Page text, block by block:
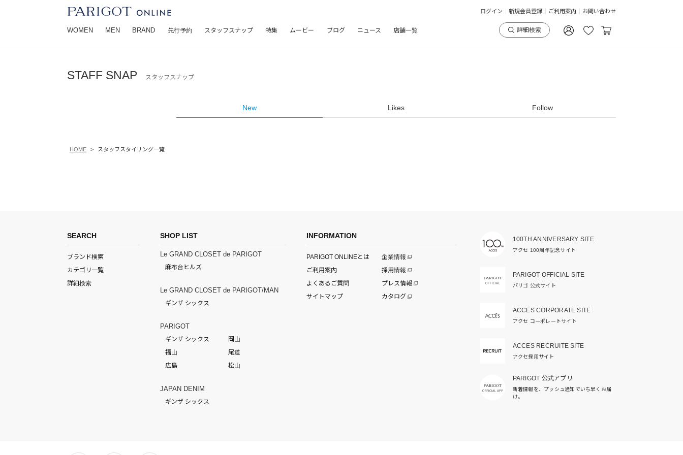
ログイン 新規会員登録 ご利用案内 お問い合わせ
WOMEN MEN BRAND 先行予約 スタッフスナップ 特集 ムービー ブログ ニュース 店舗一覧 詳細検索
STAFF SNAP スタッフスナップ
New Likes Follow
HOME スタッフスタイリング一覧
SEARCH
ブランド検索
カテゴリ一覧
詳細検索
SHOP LIST
Le GRAND CLOSET de PARIGOT
麻布台ヒルズ
Le GRAND CLOSET de PARIGOT/MAN
ギンザ シックス
PARIGOT
ギンザ シックス
岡山
福山
尾道
広島
松山
JAPAN DENIM
ギンザ シックス
INFORMATION
PARIGOT ONLINEとは
ご利用案内
よくあるご質問
サイトマップ
企業情報
採用情報
プレス情報
カタログ
100TH ANNIVERSARY SITE
アクセ 100周年記念サイト
PARIGOT OFFICIAL SITE
パリゴ 公式サイト
ACCES CORPORATE SITE
アクセ コーポレートサイト
ACCES RECRUITE SITE
アクセ採用サイト
PARIGOT 公式アプリ
新着情報を、プッシュ通知でいち早くお届
け。